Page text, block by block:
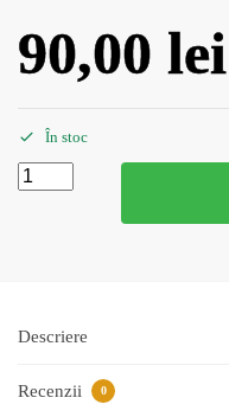
90,00 lei
În stoc
Descriere
Recenzii 0